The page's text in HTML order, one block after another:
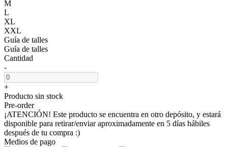
M
L
XL
XXL
Guía de talles
Guía de talles
Cantidad
-
+
Producto sin stock
Pre-order
¡ATENCIÓN! Este producto se encuentra en otro depósito, y estará
disponible para retirar/enviar aproximadamente en 5 días hábiles
después de tu compra :)
Medios de pago